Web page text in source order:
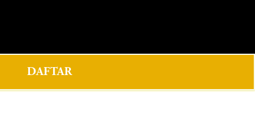
DAFTAR